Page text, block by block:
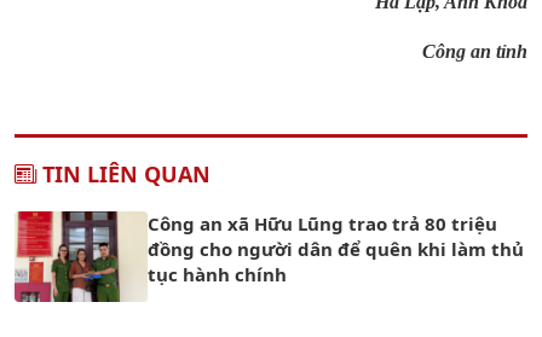
Công an tỉnh
TIN LIÊN QUAN
Công an xã Hữu Lũng trao trả 80 triệu
đồng cho người dân để quên khi làm thủ
tục hành chính